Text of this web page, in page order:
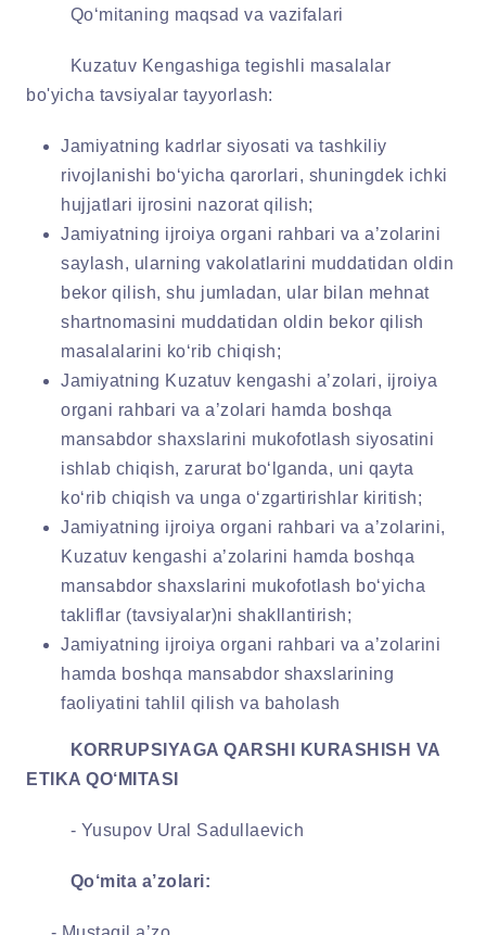
Qo‘mitaning maqsad va vazifalari
Kuzatuv Kengashiga tegishli masalalar
bo'yicha tavsiyalar tayyorlash:
Jamiyatning kadrlar siyosati va tashkiliy
rivojlanishi bo‘yicha qarorlari, shuningdek ichki
hujjatlari ijrosini nazorat qilish;
Jamiyatning ijroiya organi rahbari va a’zolarini
saylash, ularning vakolatlarini muddatidan oldin
bekor qilish, shu jumladan, ular bilan mehnat
shartnomasini muddatidan oldin bekor qilish
masalalarini ko‘rib chiqish;
Jamiyatning Kuzatuv kengashi a’zolari, ijroiya
organi rahbari va a’zolari hamda boshqa
mansabdor shaxslarini mukofotlash siyosatini
ishlab chiqish, zarurat bo‘lganda, uni qayta
ko‘rib chiqish va unga o‘zgartirishlar kiritish;
Jamiyatning ijroiya organi rahbari va a’zolarini,
Kuzatuv kengashi a’zolarini hamda boshqa
mansabdor shaxslarini mukofotlash bo‘yicha
takliflar (tavsiyalar)ni shakllantirish;
Jamiyatning ijroiya organi rahbari va a’zolarini
hamda boshqa mansabdor shaxslarining
faoliyatini tahlil qilish va baholash
KORRUPSIYAGA QARSHI KURASHISH VA
ETIKA QO‘MITASI
- Yusupov Ural Sadullaevich
Qo‘mita a’zolari: